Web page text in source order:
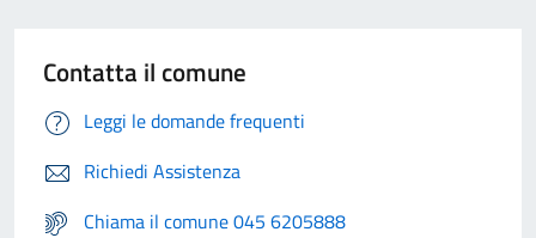
Contatta il comune
Leggi le domande frequenti
Richiedi Assistenza
Chiama il comune 045 6205888